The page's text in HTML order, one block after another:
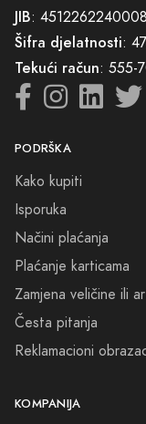
kreiramo uspomene
Doživite mirisnu
jer u svakoj kapljici
pišemo. Dobrodošli u
JIB: 4512262240008
Šifra djelatnosti:
Tekući račun: 555-
PODRŠKA
Kako kupiti
Isporuka
Načini plaćanja
Plaćanje karticama
Zamjena veličine ili
Česta pitanja
Reklamacioni
KOMPANIJA